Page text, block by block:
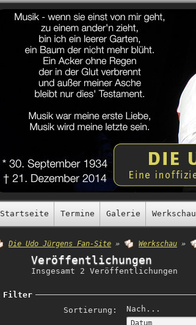
Startseite Termine Galerie Werkschau
Die Udo Jürgens Fan-Site » Werkschau »
Veröffentlichungen
Insgesamt 2 Veröffentlichungen
Filter
Sortierung:
Nach...